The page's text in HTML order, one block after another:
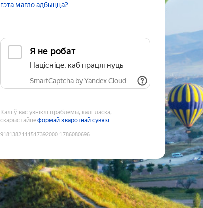
гэта магло адбыцца?
Я не робат
Націсніце, каб працягнуць
SmartCaptcha by Yandex Cloud
Калі ў вас узніклі праблемы, калі ласка,
скарыстайцеформай зваротнай сувязі
9181382111517392000:1786080696